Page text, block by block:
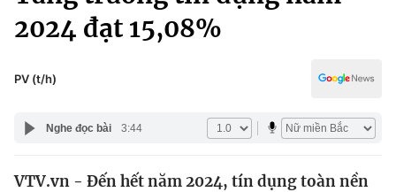
Chính trị
Pháp luật
Thể thao
Truyền hình
Công nghệ
2024 đạt 15,08%
PV (t/h)
Nghe đọc bài 3:44
VTV.vn - Đến hết năm 2024, tín dụng toàn nền